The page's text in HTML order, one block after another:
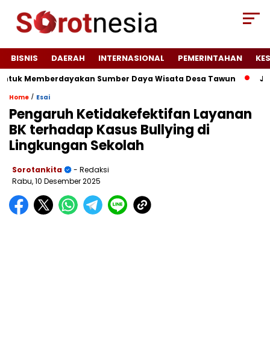
BISNIS DAERAH INTERNASIONAL PEMERINTAHAN
Sumber Daya Wisata Desa Tawun
Home / Esai
Pengaruh Ketidakefektifan Layanan
BK terhadap Kasus Bullying di
Lingkungan Sekolah
Sorotankita
- Redaksi
Rabu, 10 Desember 2025